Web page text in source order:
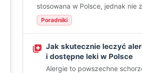
stosowana w Polsce, jednak nie
Poradniki
Jak skutecznie leczyć
i dostępne leki w Polsce
Alergie to powszechne